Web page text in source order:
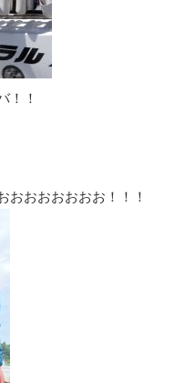
！！
おおおおおおお！！！